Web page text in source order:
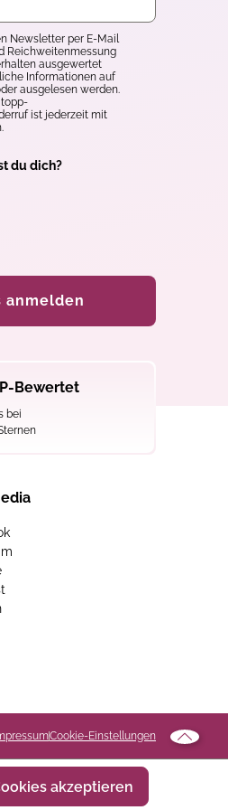
Newsletter per E-Mail
Reichweitenmessung
ausgewertet
Informationen auf
ausgelesen werden.
ist jederzeit mit
du dich?
anmelden
Bewertet
bei
Cookie-Einstellungen
akzeptieren